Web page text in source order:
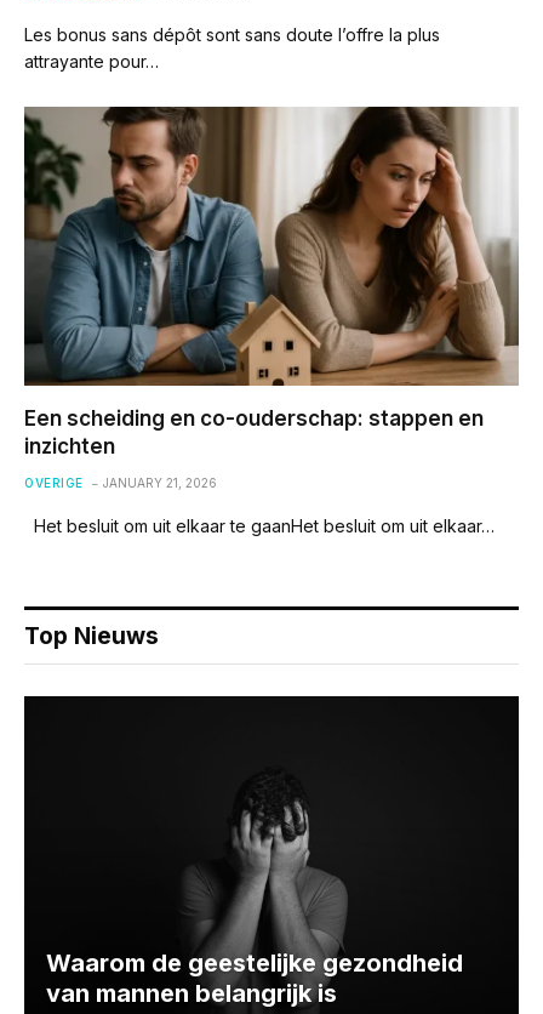
Les bonus sans dépôt sont sans doute l’offre la plus
attrayante pour…
Een scheiding en co-ouderschap: stappen en
inzichten
OVERIGE JANUARY 21, 2026
Het besluit om uit elkaar te gaanHet besluit om uit elkaar…
Top Nieuws
Waarom de geestelijke gezondheid
van mannen belangrijk is